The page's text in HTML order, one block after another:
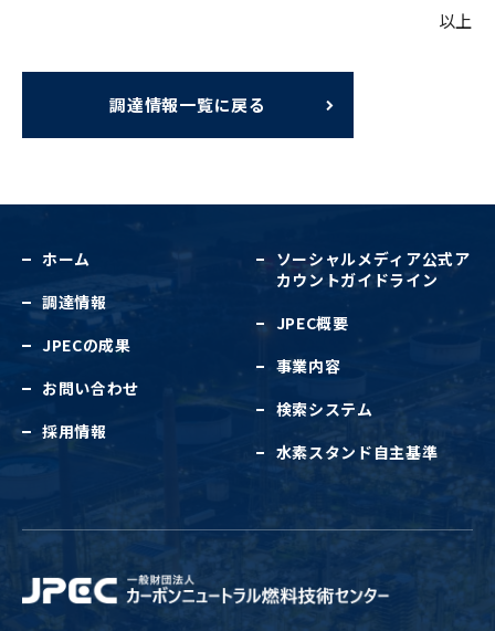
以上
調達情報一覧に戻る
ホーム
調達情報
JPECの成果
お問い合わせ
採用情報
ソーシャルメディア公式ア
カウントガイドライン
JPEC概要
事業内容
検索システム
水素スタンド自主基準